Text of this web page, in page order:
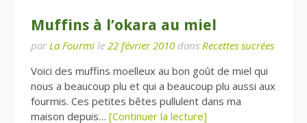
Muffins à l’okara au miel
par La Fourmi le 22 février 2010 dans Recettes sucrées
Voici des muffins moelleux au bon goût de miel qui
nous a beaucoup plu et qui a beaucoup plu aussi aux
fourmis. Ces petites bêtes pullulent dans ma
maison depuis… [Continuer la lecture]